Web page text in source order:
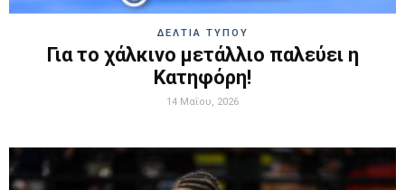
ΔΕΛΤΙΑ ΤΥΠΟΥ
Για το χάλκινο μετάλλιο παλεύει η
Κατηφόρη!
14 Μαΐου, 2026